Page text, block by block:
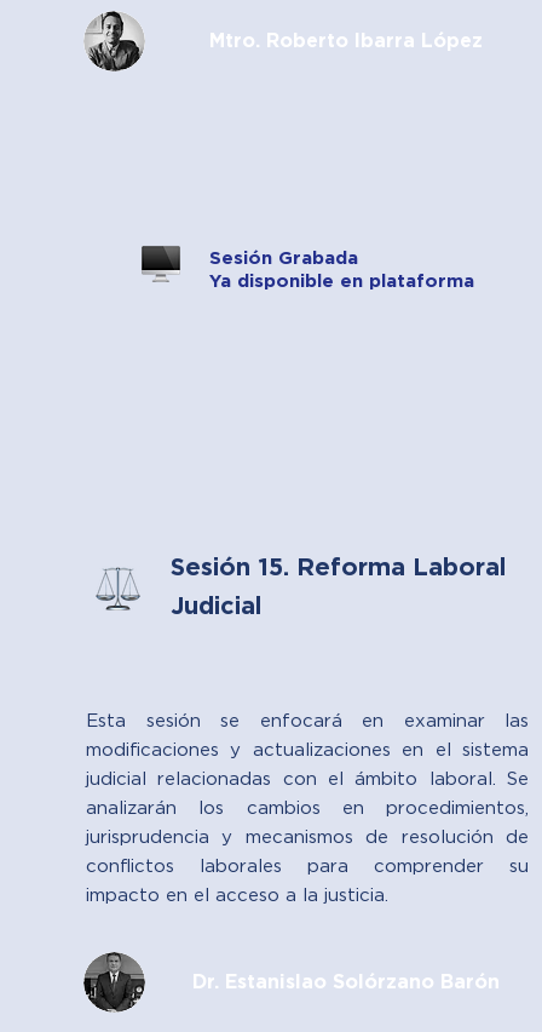
Mtro. Roberto Ibarra López
Sesión Grabada
Ya disponible en plataforma
Sesión 15. Reforma Laboral
Judicial
Esta sesión se enfocará en examinar las
modificaciones y actualizaciones en el sistema
judicial relacionadas con el ámbito laboral. Se
analizarán los cambios en procedimientos,
jurisprudencia y mecanismos de resolución de
conflictos laborales para comprender su
impacto en el acceso a la justicia.
Dr. Estanislao Solórzano Barón